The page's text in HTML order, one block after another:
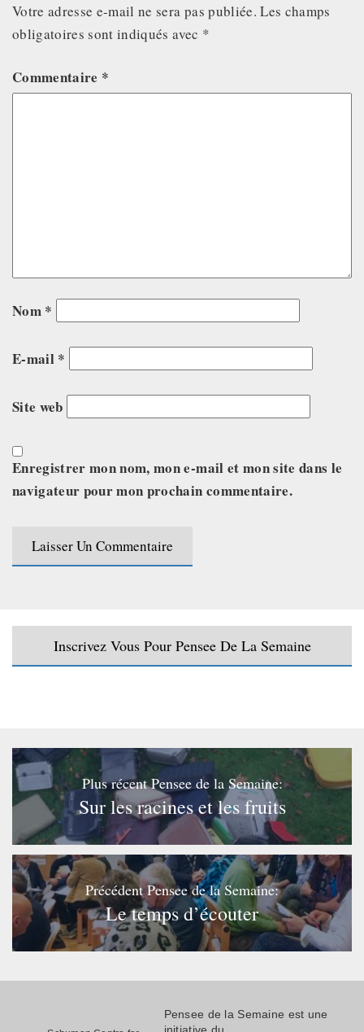
Votre adresse e-mail ne sera pas publiée. Les champs
obligatoires sont indiqués avec *
Commentaire *
Nom *
E-mail *
Site web
Enregistrer mon nom, mon e-mail et mon site dans le
navigateur pour mon prochain commentaire.
Inscrivez Vous Pour Pensee De La Semaine
Plus récent Pensee de la Semaine:
Sur les racines et les fruits
Précédent Pensee de la Semaine:
Le temps d’écouter
Pensee de la Semaine est une
initiative du